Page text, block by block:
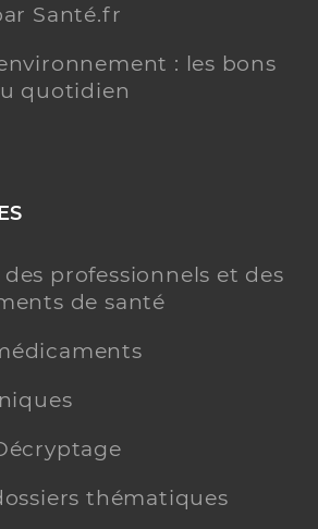
Santé.fr
: les bons
quotidien
professionnels et des
de santé
thématiques